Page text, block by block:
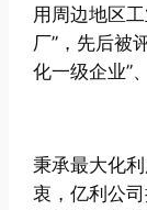
用周边地区
厂”，先后被
化一级企业”
秉承最大化
衷，亿利公